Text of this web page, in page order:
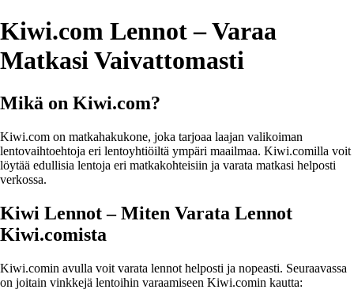
Kiwi.com Lennot – Varaa
Matkasi Vaivattomasti
Mikä on Kiwi.com?
Kiwi.com on matkahakukone, joka tarjoaa laajan valikoiman
lentovaihtoehtoja eri lentoyhtiöiltä ympäri maailmaa. Kiwi.comilla voit
löytää edullisia lentoja eri matkakohteisiin ja varata matkasi helposti
verkossa.
Kiwi Lennot – Miten Varata Lennot
Kiwi.comista
Kiwi.comin avulla voit varata lennot helposti ja nopeasti. Seuraavassa
on joitain vinkkejä lentoihin varaamiseen Kiwi.comin kautta: